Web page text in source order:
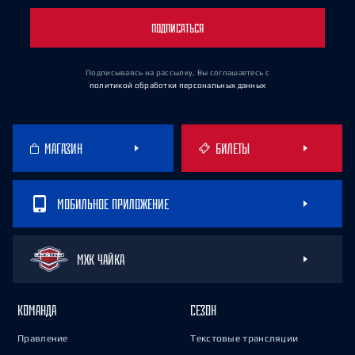
ПОДПИСАТЬСЯ
Подписываясь на рассылку, Вы соглашаетесь с
политикой обработки персональных данных
МАГАЗИН БИЛЕТЫ
МОБИЛЬНОЕ ПРИЛОЖЕНИЕ
МХК ЧАЙКА
КОМАНДА
Правление
СЕЗОН
Текстовые трансляции